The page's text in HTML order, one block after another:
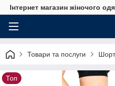
Інтернет магазин жіночого
Товари та послуги
Топ